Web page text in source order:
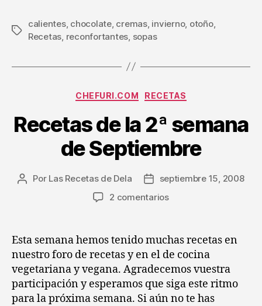
Etiquetas
calientes, chocolate, cremas, invierno, otoño,
Recetas reconfortantes sopas
Categorías
CHEFURI.COM RECETAS
Recetas de la 2ª semana
de Septiembre
Autor
Por Las Recetas de Dela
Fecha
de
septiembre 15, 2008
2 comentariosen
la
2ª
semana
de
Septiembre
Esta semana hemos tenido muchas recetas en
nuestro foro de recetas y en el de cocina
vegetariana y vegana. Agradecemos vuestra
participación y esperamos que siga este ritmo
para la próxima semana. Si aún no te has